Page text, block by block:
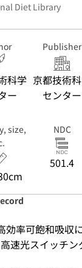
Diet Library
科学
ー
Publisher
京都技術
センター
size,
NDC
501.4
効率可飽和吸収
速光スイッチ